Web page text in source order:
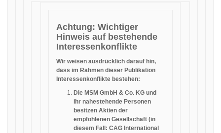
Achtung: Wichtiger
Hinweis auf bestehende
Interessenkonflikte
Wir weisen ausdrücklich darauf hin,
dass im Rahmen dieser Publikation
Interessenkonflikte bestehen:
Die MSM GmbH & Co. KG und
ihr nahestehende Personen
besitzen Aktien der
empfohlenen Gesellschaft (in
diesem Fall: CAG International